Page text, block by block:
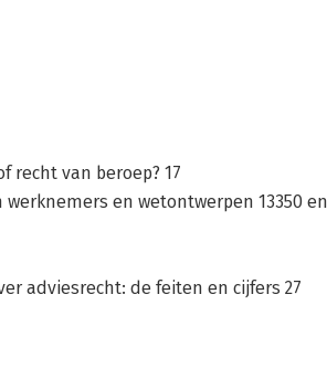
recht van beroep? 17
en wetontwerpen 13350 en
adviesrecht: de feiten en cijfers 27